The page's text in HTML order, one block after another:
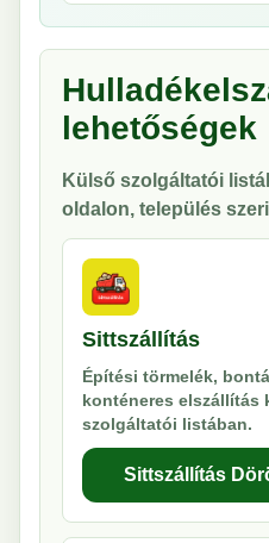
lehetőségek
Külső szolgáltatói
oldalon, település
Sittszállítás
Építési törmelék,
konténeres elszállítás
szolgáltatói listában.
Sittszállítás